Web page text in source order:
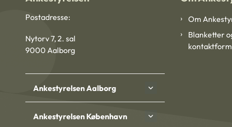
Postadresse:
Nytorv 7, 2. sal
9000 Aalborg
Ankestyrelsen Aalborg
Ankestyrelsen København
Om
Blanketter